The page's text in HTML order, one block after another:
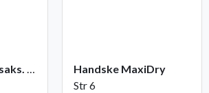
Felco beskærersaks. nr. 2
Handske MaxiDry
Str 6